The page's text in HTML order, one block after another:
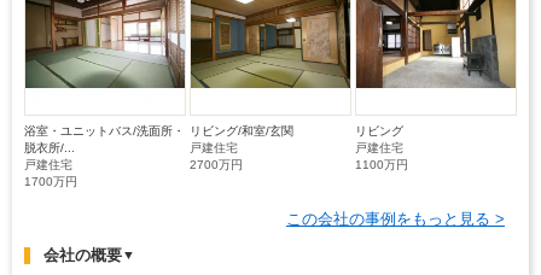
浴室・ユニットバス/洗面所・
脱衣所/...
戸建住宅
1700万円
リビング/和室/玄関
戸建住宅
2700万円
リビング
戸建住宅
1100万円
この会社の事例をもっと見る >
会社の概要▼